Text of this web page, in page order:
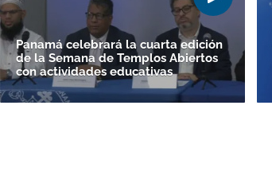
Panamá celebrará la cuarta edición
de la Semana de Templos Abiertos
con actividades educativas